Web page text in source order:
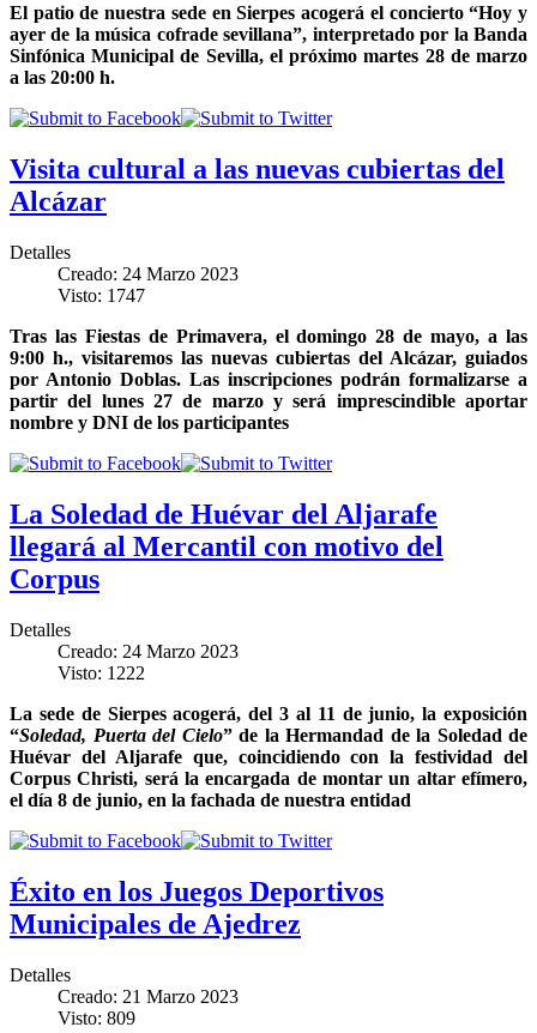
El patio de nuestra sede en Sierpes acogerá el concierto “Hoy y
ayer de la música cofrade sevillana”, interpretado por la Banda
Sinfónica Municipal de Sevilla, el próximo martes 28 de marzo
a las 20:00 h.
Visita cultural a las nuevas cubiertas del
Alcázar
Detalles
Creado: 24 Marzo 2023
Visto: 1747
Tras las Fiestas de Primavera, el domingo 28 de mayo, a las
9:00 h., visitaremos las nuevas cubiertas del Alcázar, guiados
por Antonio Doblas. Las inscripciones podrán formalizarse a
partir del lunes 27 de marzo y será imprescindible aportar
nombre y DNI de los participantes
La Soledad de Huévar del Aljarafe
llegará al Mercantil con motivo del
Corpus
Detalles
Creado: 24 Marzo 2023
Visto: 1222
La sede de Sierpes acogerá, del 3 al 11 de junio, la exposición
“Soledad, Puerta del Cielo” de la Hermandad de la Soledad de
Huévar del Aljarafe que, coincidiendo con la festividad del
Corpus Christi, será la encargada de montar un altar efímero,
el día 8 de junio, en la fachada de nuestra entidad
Éxito en los Juegos Deportivos
Municipales de Ajedrez
Detalles
Creado: 21 Marzo 2023
Visto: 809